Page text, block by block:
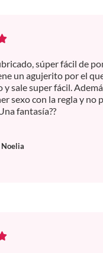
súper fácil de
un agujerito por el
y sale super fácil.
sexo con la regla y no
fantasía??
Noelia